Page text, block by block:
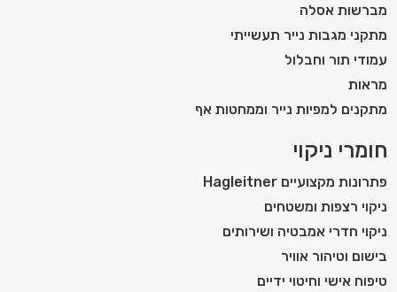
מברשות אסלה
מתקני מגבות נייר תעשייתי
עמודי תור וחבלול
מראות
מתקנים למפיות נייר וממחטות אף
חומרי ניקוי
פתרונות מקצועיים Hagleitner
ניקוי רצפות ומשטחים
ניקוי חדרי אמבטיה ושירותים
בישום וטיהור אוויר
טיפוח אישי וחיטוי ידיים